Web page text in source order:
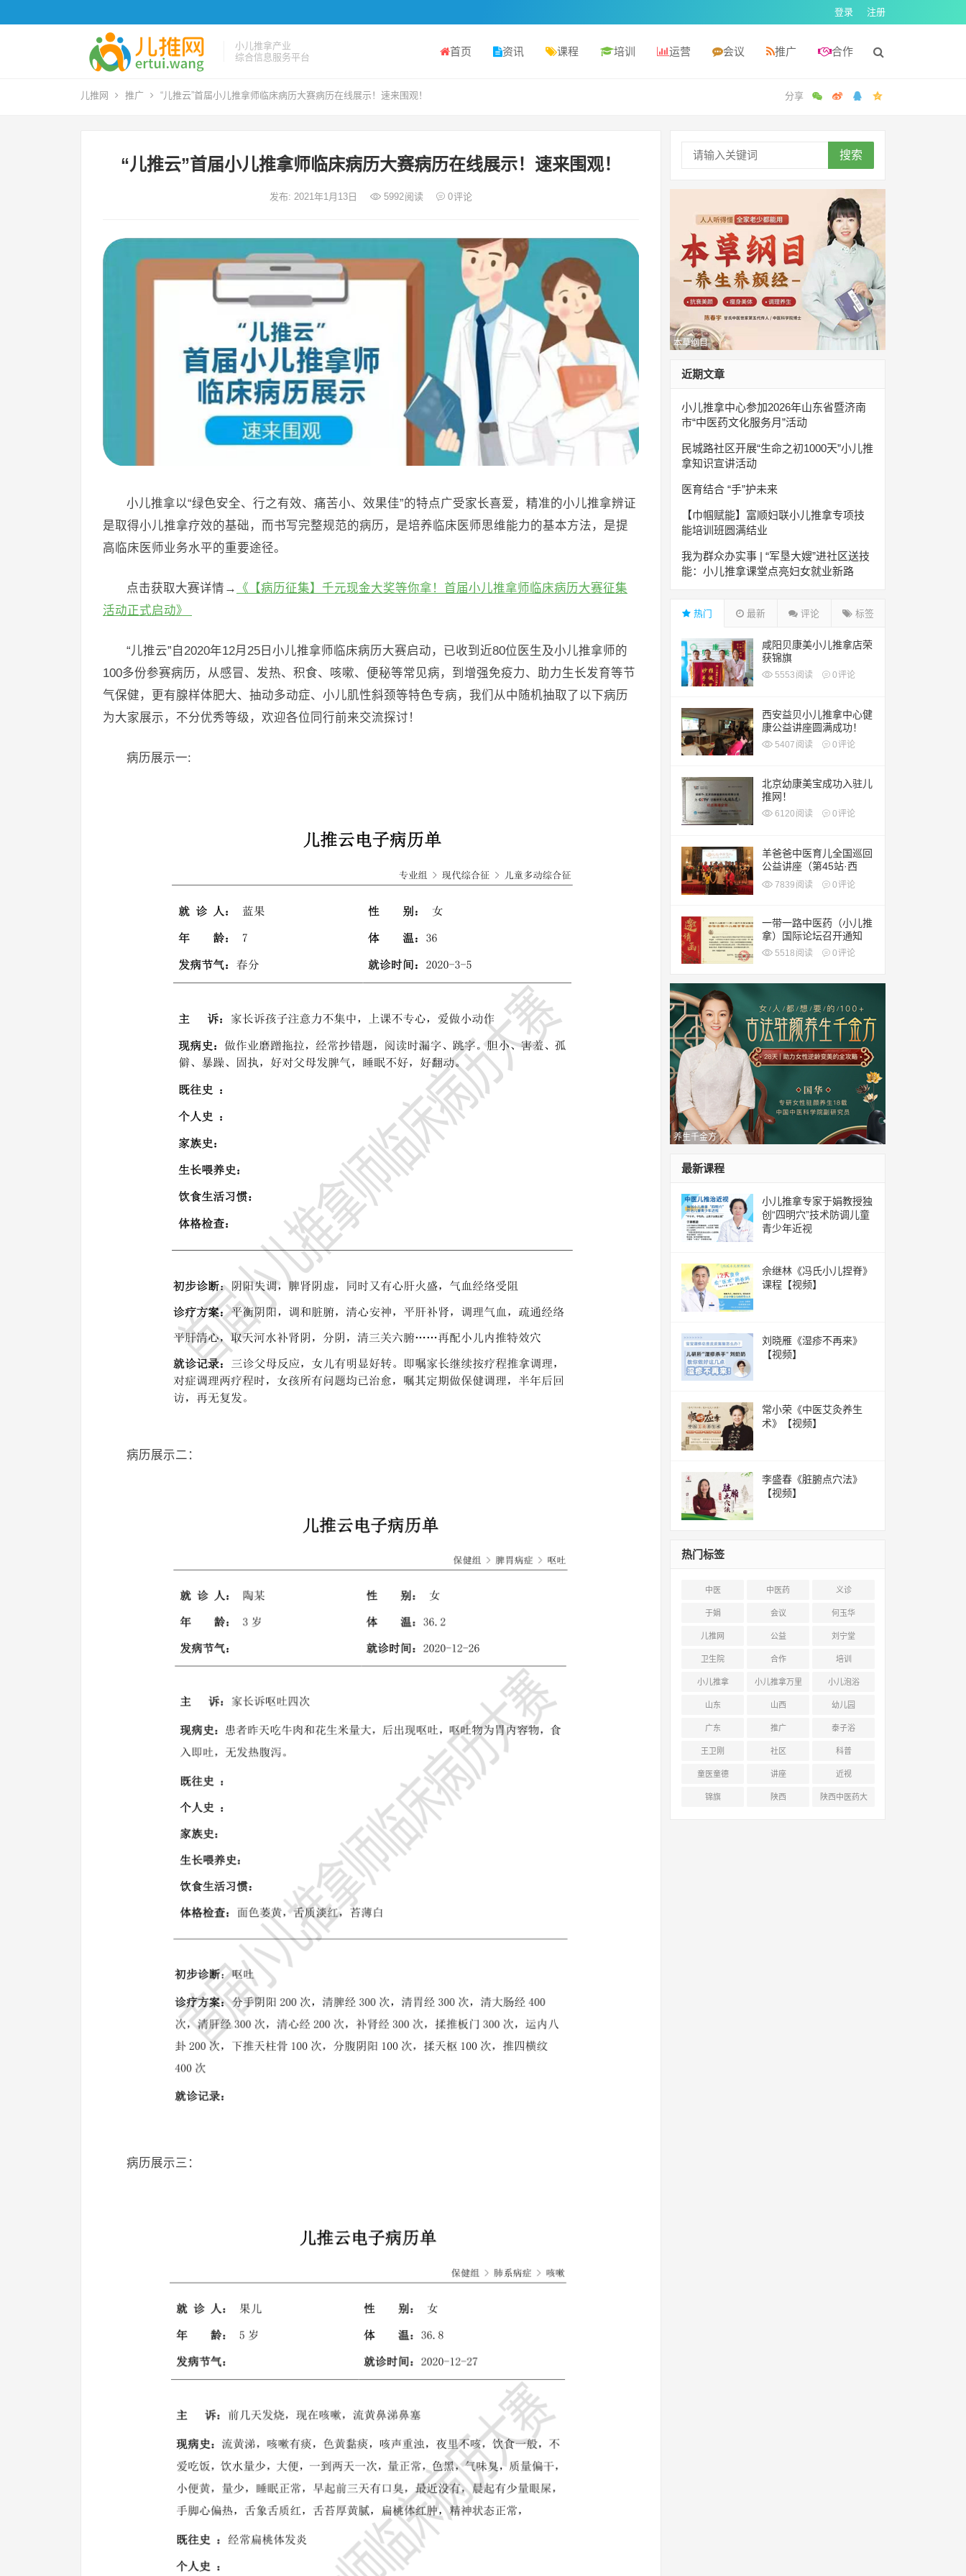
登录 注册
小儿推拿产业
综合信息服务平台
首页 资讯 课程 培训 运营 会议 推广 合作
儿推网 推广 “儿推云”首届小儿推拿师临床病历大赛病历在线展示！速来围观！
“儿推云”首届小儿推拿师临床病历大赛病历在线展示！速来围观！
发布: 2021年1月13日 5992阅读 0评论
小儿推拿以“绿色安全、行之有效、痛苦小、效果佳”的特点广受家长喜爱，精准的小儿推拿辨证
是取得小儿推拿疗效的基础，而书写完整规范的病历，是培养临床医师思维能力的基本方法，是提
高临床医师业务水平的重要途径。
点击获取大赛详情→
《【病历征集】千元现金大奖等你拿！首届小儿推拿师临床病历大赛征集
活动正式启动》
“儿推云”自2020年12月25日小儿推拿师临床病历大赛启动，已收到近80位医生及小儿推拿师的
100多份参赛病历，从感冒、发热、积食、咳嗽、便秘等常见病，到增强免疫力、助力生长发育等节
气保健，更有腺样体肥大、抽动多动症、小儿肌性斜颈等特色专病，我们从中随机抽取了以下病历
为大家展示，不分优秀等级，欢迎各位同行前来交流探讨！
病历展示一:
病历展示二：
病历展示三：
搜索
本草纲目
近期文章
小儿推拿中心参加2026年山东省暨济南
市“中医药文化服务月”活动
民城路社区开展“生命之初1000天”小儿推
拿知识宣讲活动
医育结合 “手”护未来
【巾帼赋能】富顺妇联小儿推拿专项技
能培训班圆满结业
我为群众办实事 | “军垦大嫂”进社区送技
能：小儿推拿课堂点亮妇女就业新路
热门 最新 评论 标签
咸阳贝康美小儿推拿店荣
获锦旗
5553 阅读 0评论
西安益贝小儿推拿中心健
康公益讲座圆满成功！
5407 阅读 0评论
北京幼康美宝成功入驻儿
推网！
6120 阅读 0评论
羊爸爸中医育儿全国巡回
公益讲座（第45站·西
安）7839 阅读 0评论
一带一路中医药（小儿推
拿）国际论坛召开通知
5518 阅读 0评论
养生千金方
最新课程
小儿推拿专家于娟教授独
创“四明穴”技术防调儿童
青少年近视
佘继林《冯氏小儿捏脊》
课程【视频】
刘晓雁《湿疹不再来》
【视频】
常小荣《中医艾灸养生
术》【视频】
李盛春《脏腑点穴法》
【视频】
热门标签
中医 中医药 义诊
于娟 会议 何玉华
儿推网 公益 刘宁堂
卫生院 合作 培训
小儿推拿 小儿推拿万里
行
小儿泡浴
山东 山西 幼儿园
广东 推广 泰子浴
王卫刚 社区 科普
童医童德 讲座 近视
锦旗 陕西 陕西中医药大